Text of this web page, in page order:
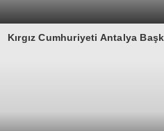
Kırgız Cumhuriyeti Antalya